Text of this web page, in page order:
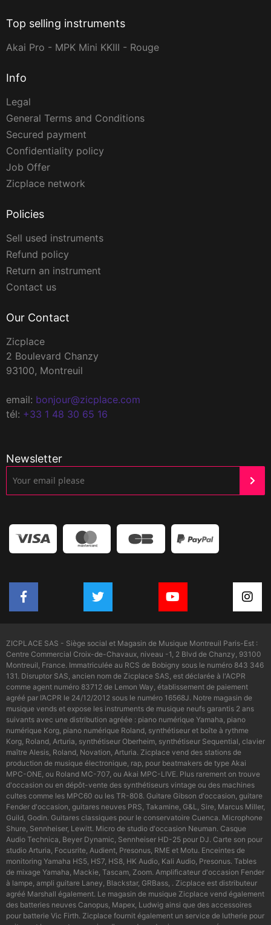
Top selling instruments
Akai Pro - MPK Mini KKIII - Rouge
Info
Legal
General Terms and Conditions
Secured payment
Confidentiality policy
Job Offer
Zicplace network
Policies
Sell used instruments
Refund policy
Return an instrument
Contact us
Our Contact
Zicplace
2 Boulevard Chanzy
93100, Montreuil
email: bonjour@zicplace.com
tél: +33 1 48 30 65 16
Newsletter
ZICPLACE SAS - Siège social et Magasin de Musique Montreuil Paris-Est :
Centre Commercial Croix-de-Chavaux, niveau -1, 2 Blvd de Chanzy, 93100
Montreuil, France. Immatriculée au RCS de Bobigny sous le numéro 843 346
131. Disruptor SAS, ancien nom de Zicplace SAS, est déclarée à l'ACPR
comme agent numéro 83712 de Lemon Way, établissement de paiement
agréé par l’ACPR le 24/12/2012 sous le numéro 16568J. Notre magasin de
musique vends et expose les instruments de musique neufs garantis 2 ans
suivants avec une distribution agréée : piano numérique Yamaha, piano
numérique Korg, piano numérique Roland, synthétiseur et boîte à rythme
Korg, Roland, Arturia, synthétiseur Oberheim, synthétiseur Sequential, clavier
maître Alesis, Roland, Novation, Arturia. Zicplace vend des stations de
production de musique électronique, rap, pour beatmakers de type Akai
MPC-ONE, ou Roland MC-707, ou Akai MPC-LIVE. Plus rarement on trouve
d'occasion ou en dépôt-vente des synthétiseurs vintage ou des machines
cultes comme les MPC60 ou les TR-808. Guitare Gibson d'occasion, guitare
Fender d'occasion, guitares neuves PRS, Takamine, G&L, Sire, Marcus Miller,
Guild, Godin. Guitares classiques pour le conservatoire Cuenca. Microphone
Shure, Sennheiser, Lewitt. Micro de studio d'occasion Neuman. Casque
Audio Technica, Beyer Dynamic, Sennheiser HD-25 pour DJ. Carte son pour
studio Arturia, Focusrite, Audient, Presonus, RME et Motu. Enceintes de
monitoring Yamaha HS5, HS7, HS8, HK Audio, Kali Audio, Presonus. Tables
de mixage Yamaha, Mackie, Tascam, Zoom. Amplificateur d'occasion Fender
à lampe, ampli guitare Laney, Blackstar, GRBass, . Zicplace est distributeur
agréé Marshall également. Le magasin de musique Zicplace vend également
des batteries neuves Canopus, Mapex, Ludwig ainsi que des accessoires
pour batterie Vic Firth. Zicplace fournit également un service de lutherie pour